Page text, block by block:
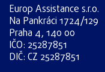
Europ Assistance s.r.o.
Na Pankráci 1724/129
Praha 4, 140 00
IČO: 25287851
DIČ: CZ 25287851